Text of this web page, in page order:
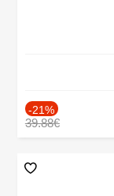
-21%
39.88€